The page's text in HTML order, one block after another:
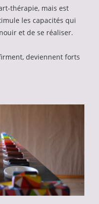
thérapie, mais est
les capacités qui
et de se réaliser.
deviennent forts